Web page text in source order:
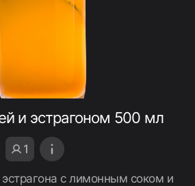
и эстрагоном 500 мл
1
с лимонным соком и